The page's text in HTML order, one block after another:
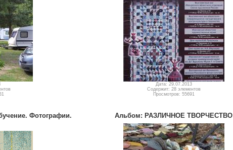
Дата: 29.07.2013
Содержит: 28 элементов
Просмотров: 55691
Фотографии.
Альбом: РАЗЛИЧНОЕ ТВОРЧЕСТВО